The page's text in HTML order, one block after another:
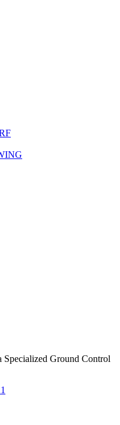
Specialized Ground Control